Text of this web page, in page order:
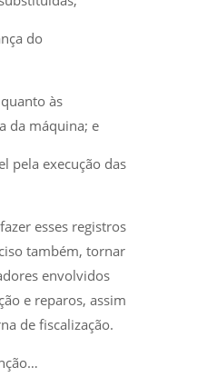
do
às
da máquina; e
pela execução das
esses registros
também, tornar
envolvidos
e reparos, assim
de fiscalização.